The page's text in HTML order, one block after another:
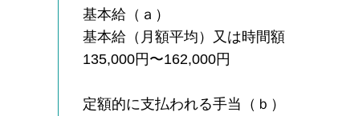
基本給（ａ）
基本給（月額平均）又は時間額
135,000円〜162,000円
定額的に支払われる手当（ｂ）